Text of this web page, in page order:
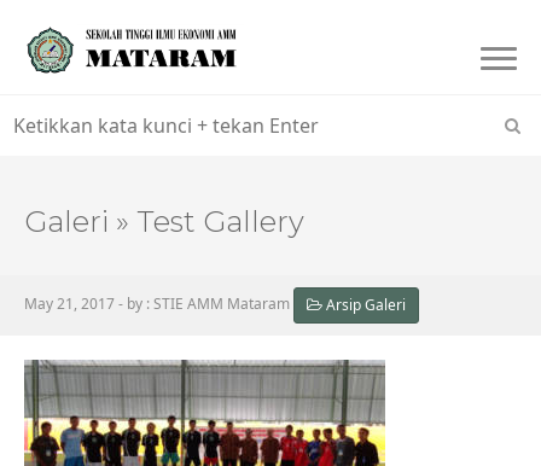
Galeri » Test Gallery
May 21, 2017 - by : STIE AMM Mataram Arsip Galeri